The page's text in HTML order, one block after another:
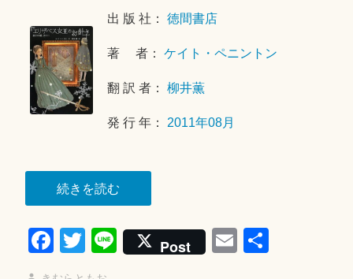
出 版 社：徳間書店
著 者：ケイト・ペニントン
翻 訳 者：柳井薫
発 行 年： 2011年08月
続きを読む“エ
リ
ザ
ベ
Fa
ce
T
wi
Li
ne
Post E 共